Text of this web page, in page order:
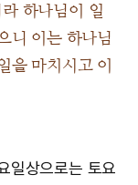
하나님이 일
니 이는 하나님
을 마치시고 이
일상으로는 토요